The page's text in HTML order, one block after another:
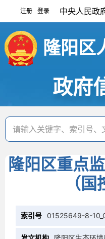
注册 登录 中央人民政
隆阳区
政府
隆阳区重点
（国
索引号 01525649-8-